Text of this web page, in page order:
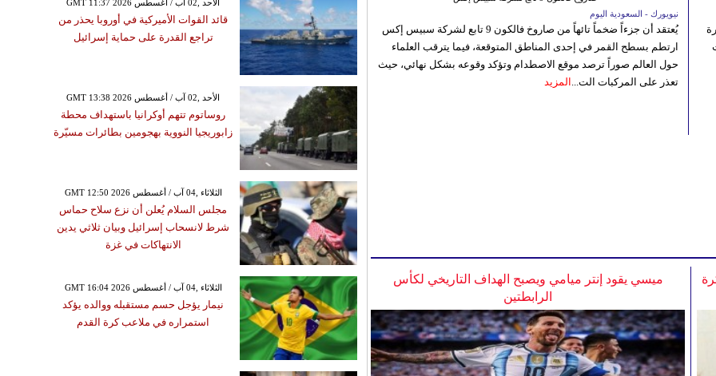
نيويورك - السعودية اليوم
يُعتقد أن جزءاً ضخماً تائهاً من صاروخ فالكون 9 تابع لشركة سبيس إكس
ارتطم بسطح القمر في إحدى المناطق المتوقعة، فيما يترقب العلماء
حول العالم صوراً ترصد موقع الاصطدام وتؤكد وقوعه بشكل نهائي، حيث
تعذر على المركبات الت... المزيد
ميسي يقود إنتر ميامي ويصبح الهداف التاريخي لكأس
الرابطتين
GMT 11:37 2026 الأحد ,02 آب / أغسطس
قائد القوات الأميركية في أوروبا يحذر من
تراجع القدرة على حماية إسرائيل
GMT 13:38 2026 الأحد ,02 آب / أغسطس
روساتوم تتهم أوكرانيا باستهداف محطة
زابوريجيا النووية بهجومين بطائرات مسيّرة
GMT 12:50 2026 الثلاثاء ,04 آب / أغسطس
مجلس السلام يُعلن أن نزع سلاح حماس
شرط لانسحاب إسرائيل وبيان ثلاثي يدين
الانتهاكات في غزة
GMT 16:04 2026 الثلاثاء ,04 آب / أغسطس
نيمار يؤجل حسم مستقبله ووالده يؤكد
استمراره في ملاعب كرة القدم